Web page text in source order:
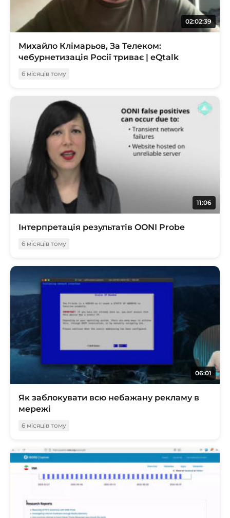
02:02:39
Михайло Клімарьов, За Телеком:
чебурнетизація Росії триває | eQtalk
6 місяців тому
11:06
Інтерпретація результатів OONI Probe
6 місяців тому
06:01
Як заблокувати всю небажану рекламу в
мережі
6 місяців тому